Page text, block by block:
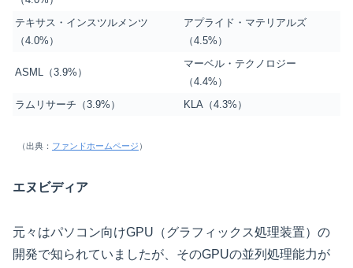
テキサス・インスツルメンツ
（4.0%）
アプライド・マテリアルズ
（4.5%）
ASML（3.9%）
マーベル・テクノロジー
（4.4%）
ラムリサーチ（3.9%）
KLA（4.3%）
（出典： ファンドホームページ ）
エヌビディア
元々はパソコン向けGPU（グラフィックス処理装置）の
開発で知られていましたが、そのGPUの並列処理能力が